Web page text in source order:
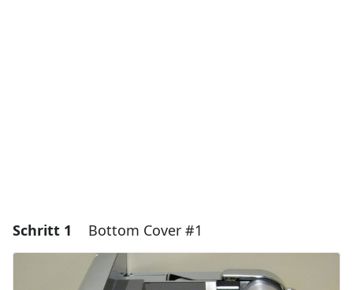
Schritt 1 Bottom Cover #1